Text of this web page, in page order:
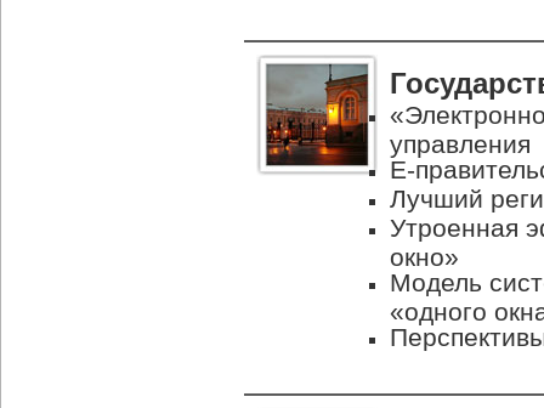
управления
Е-
Лучший
Утроенная
окно»
Модель
«одного